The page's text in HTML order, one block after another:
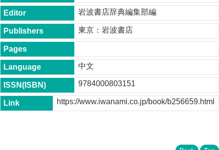
P
r
o
g
r
a
m
M
.
A
.
P
岩波書店辞典編集部編
東京：岩波書店
中文
9784000803151
https://www.iwanami.co.jp/book/b256659.html